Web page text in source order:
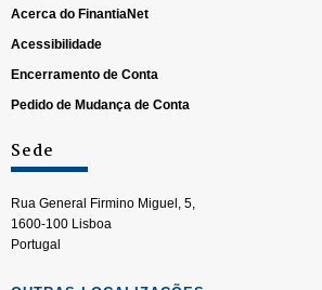
Acerca do FinantiaNet
Acessibilidade
Encerramento de Conta
Pedido de Mudança de Conta
Sede
Rua General Firmino Miguel, 5,
1600-100 Lisboa
Portugal